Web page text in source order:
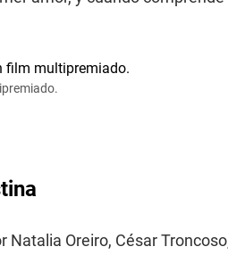
Oreiro, César